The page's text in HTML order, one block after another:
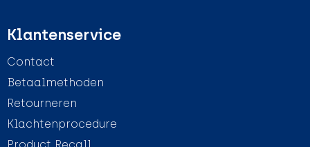
Klantenservice
Contact
Betaalmethoden
Retourneren
Klachtenprocedure